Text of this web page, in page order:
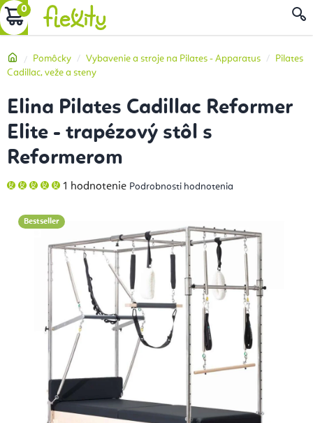
Prejsť
na
NÁKUPNÝ
DomovPomôcky Vybavenie a stroje na Pilates - Apparatus
Pilates
Cadillac, veže a steny
Elina Pilates Cadillac Reformer
Elite - trapézový stôl s
Reformerom
Priemerné
hodnotenie
5,0
z
hviezdičiek.
1 hodnotenie Podrobnosti hodnotenia
Bestseller